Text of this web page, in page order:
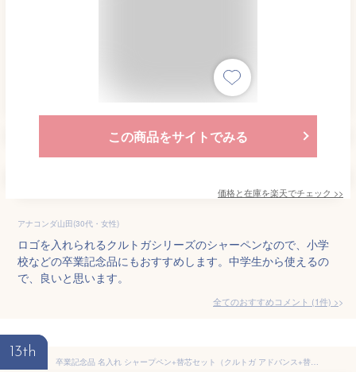
この商品をサイトでみる
価格と在庫を楽天でチェック >>
アナコンダ山田(30代・女性)
ロゴを入れられるクルトガシリーズのシャーペンなので、小学
校などの卒業記念品にもおすすめします。中学生から使えるの
で、良いと思います。
全てのおすすめコメント (1件) >
13th
卒業記念品 名入れ シャープペン+替芯セット（クルトガ アドバンス+替芯） 三菱鉛筆 記念品 卒業祝 入学祝 お祝い ギフト 誕生日 卒団記念品 卒部 創立記念 ノベルティ プレゼント 部活 小学校 中学校 野球 サッカー バレー バスケ【送料無料】 1個から 敬老 敬老の日